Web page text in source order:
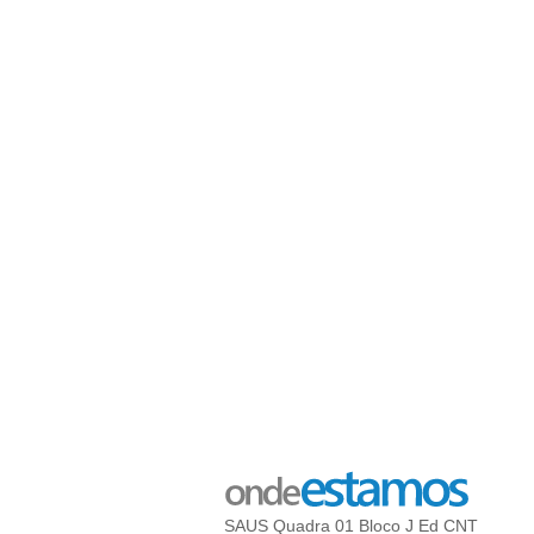
SAUS Quadra 01 Bloco J Ed CNT